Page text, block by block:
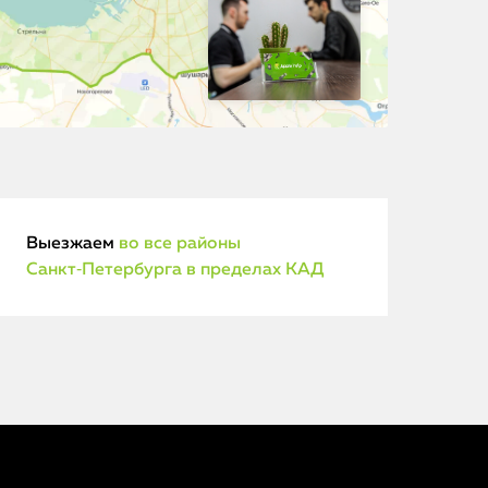
Выезжаем во все районы
Санкт‑Петербурга в пределах КАД